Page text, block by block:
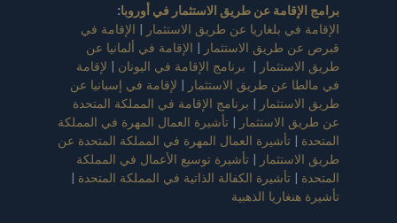
برامج الإقامة عن طريق الاستثمار في أوروبا:
الإقامة في بلغاريا عن طريق الاستثمار | الإقامة في
قبرص عن طريق الاستثمار | الإقامة في ألمانيا عن
طريق الاستثمار | برنامج الإقامة في اليونان | لإقامة
في مالطا عن طريق الاستثمار | لإقامة في إسبانيا عن
طريق الاستثمار | برنامج الإقامة في المملكة المتحدة
عن طريق الاستثمار | تأشيرة العمال المهرة في المملكة
المتحدة | تأشيرة العمال المهرة في المملكة المتحدة عن
طريق الاستثمار | تأشيرة توسيع الأعمال في المملكة
المتحدة | تأشيرة الكفالة الذاتية في المملكة المتحدة |
تأشيرة هنغاريا الذهبية